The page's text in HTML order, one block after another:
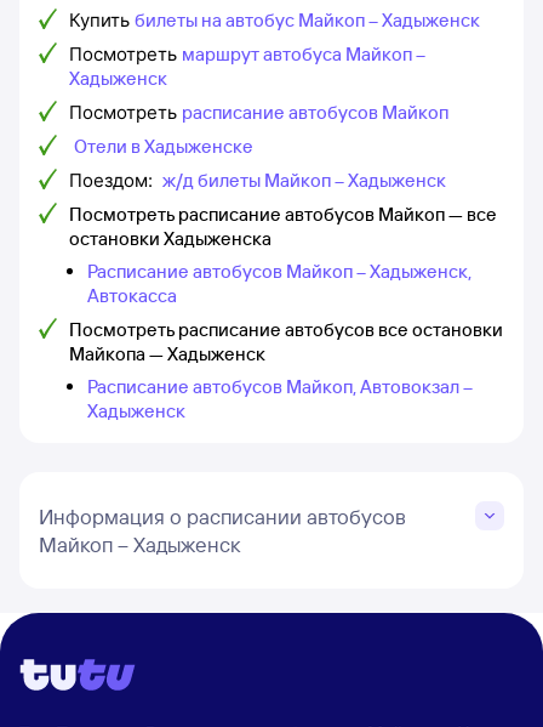
Купить билеты на автобус Майкоп – Хадыженск
Посмотреть маршрут автобуса Майкоп –
Хадыженск
Посмотреть расписание автобусов Майкоп
Отели в Хадыженске
Поездом: ж/д билеты Майкоп – Хадыженск
Посмотреть расписание автобусов Майкоп — все
остановки Хадыженска
Расписание автобусов Майкоп – Хадыженск,
Автокасса
Посмотреть расписание автобусов все остановки
Майкопа — Хадыженск
Расписание автобусов Майкоп, Автовокзал –
Хадыженск
Информация о расписании автобусов
Майкоп – Хадыженск